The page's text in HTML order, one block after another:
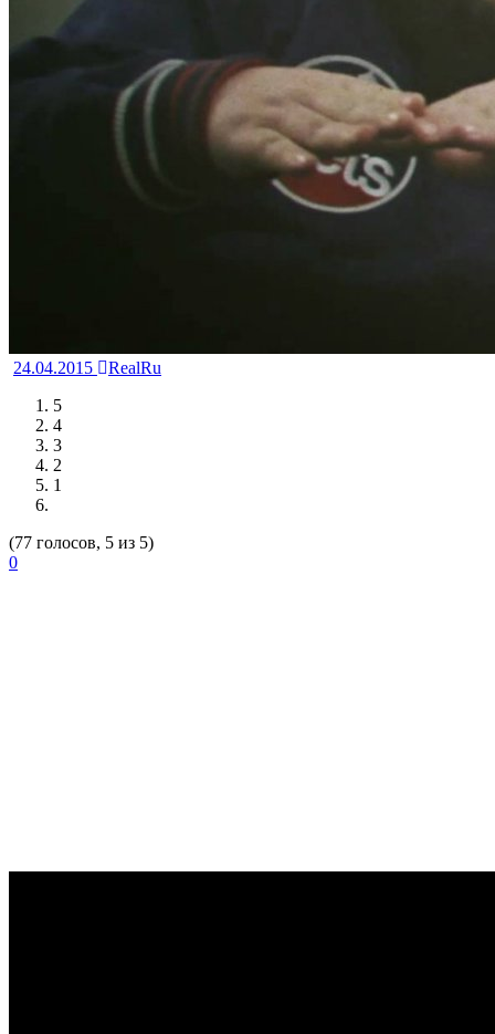
24.04.2015
RealRu
5
4
3
2
1
(77 голосов, 5 из 5)
0